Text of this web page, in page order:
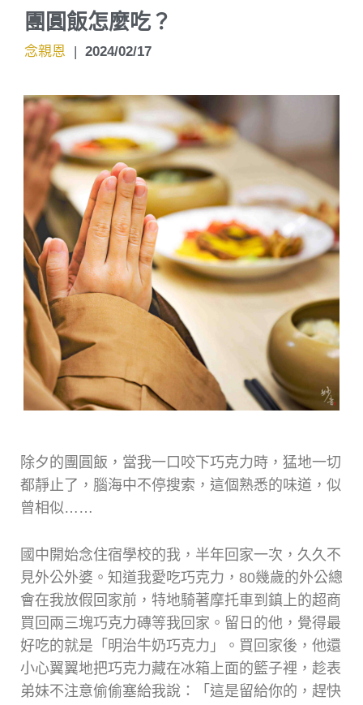
團圓飯怎麼吃？
念親恩 | 2024/02/17
除夕的團圓飯，當我一口咬下巧克力時，猛地一切
都靜止了，腦海中不停搜索，這個熟悉的味道，似
曾相似……
國中開始念住宿學校的我，半年回家一次，久久不
見外公外婆。知道我愛吃巧克力，80幾歲的外公總
會在我放假回家前，特地騎著摩托車到鎮上的超商
買回兩三塊巧克力磚等我回家。留日的他，覺得最
好吃的就是「明治牛奶巧克力」。買回家後，他還
小心翼翼地把巧克力藏在冰箱上面的籃子裡，趁表
弟妹不注意偷偷塞給我說：「這是留給你的，趕快